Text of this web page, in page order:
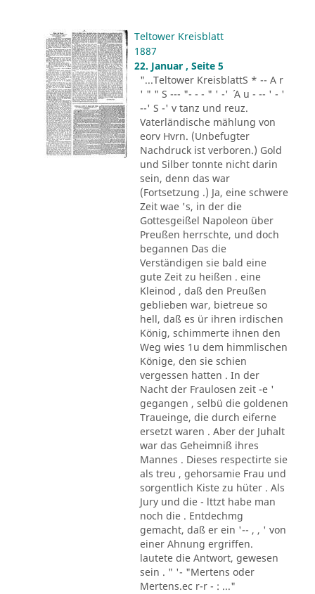
Teltower Kreisblatt
1887
22. Januar , Seite 5
"...Teltower KreisblattS * -- A r
' " " S --- "- - - " ' -' ´ A u - -- ' - '
--' S -' v tanz und reuz.
Vaterländische mählung von
eorv Hvrn. (Unbefugter
Nachdruck ist verboren.) Gold
und Silber tonnte nicht darin
sein, denn das war
(Fortsetzung .) Ja, eine schwere
Zeit wae 's, in der die
Gottesgeißel Napoleon über
Preußen herrschte, und doch
begannen Das die
Verständigen sie bald eine
gute Zeit zu heißen . eine
Kleinod , daß den Preußen
geblieben war, bietreue so
hell, daß es ür ihren irdischen
König, schimmerte ihnen den
Weg wies 1u dem himmlischen
Könige, den sie schien
vergessen hatten . In der
Nacht der Fraulosen zeit -e '
gegangen , selbü die goldenen
Traueinge, die durch eiferne
ersetzt waren . Aber der Juhalt
war das Geheimniß ihres
Mannes . Dieses respectirte sie
als treu , gehorsamie Frau und
sorgentlich Kiste zu hüter . Als
Jury und die - lttzt habe man
noch die . Entdechmg
gemacht, daß er ein '-- , , ' von
einer Ahnung ergriffen.
lautete die Antwort, gewesen
sein . " '- "Mertens oder
Mertens.ec r-r - : ..."